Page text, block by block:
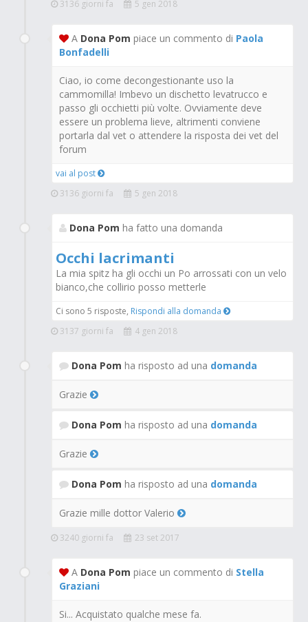
3136 giorni fa 5 gen 2018
A Dona Pom piace un commento di Paola
Bonfadelli
Ciao, io come decongestionante uso la
cammomilla! Imbevo un dischetto levatrucco e
passo gli occhietti più volte. Ovviamente deve
essere un problema lieve, altrimenti conviene
portarla dal vet o attendere la risposta dei vet del
forum
vai al post
3136 giorni fa
5 gen 2018
Dona Pom ha fatto una domanda
Occhi lacrimanti
La mia spitz ha gli occhi un Po arrossati con un velo
bianco,che collirio posso metterle
Ci sono 5 risposte, Rispondi alla domanda
3137 giorni fa
4 gen 2018
Dona Pom ha risposto ad una domanda
Grazie
Dona Pom ha risposto ad una domanda
Grazie
Dona Pom ha risposto ad una domanda
Grazie mille dottor Valerio
3240 giorni fa 23 set 2017
A Dona Pom piace un commento di Stella
Graziani
Si... Acquistato qualche mese fa.